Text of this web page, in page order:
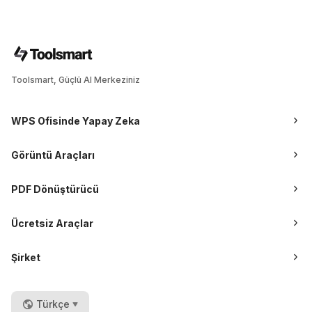
Toolsmart, Güçlü AI Merkeziniz
WPS Ofisinde Yapay Zeka
Görüntü Araçları
PDF Dönüştürücü
Ücretsiz Araçlar
Şirket
Türkçe